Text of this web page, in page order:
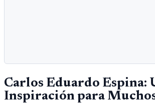
Carlos Eduardo Espina:
Inspiración para